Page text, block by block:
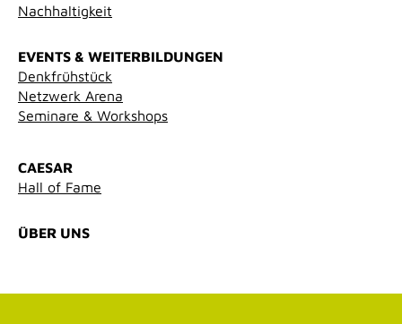
Nachhaltigkeit
EVENTS & WEITERBILDUNGEN
Denkfrühstück
Netzwerk Arena
Seminare & Workshops
CAESAR
Hall of Fame
ÜBER UNS